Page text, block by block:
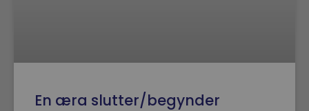
En æra slutter/begynder